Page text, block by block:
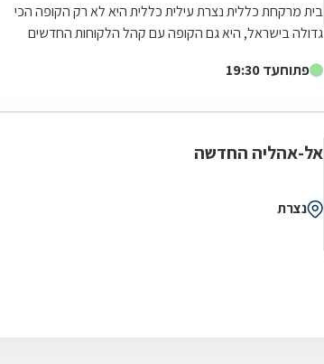
בית מרקחת כללית נצרת עילית כללית היא לא רק הקופה הכי
גדולה בישראל, היא גם הקופה עם קהל הלקוחות החדשים
פתוחעד 19:30
אל-אהליה החדשה
נצרת